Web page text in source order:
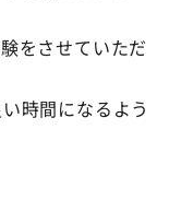
をさせていただ
時間になるよう